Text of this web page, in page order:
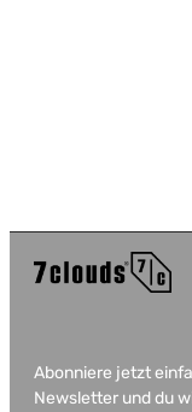
Abonniere jetzt
Newsletter und du